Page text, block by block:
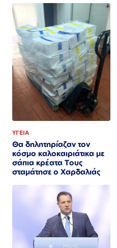
ΥΓΕΙΑ
Θα δηλητηρίαζαν τον
κόσμο καλοκαιριάτικα με
σάπια κρέατα Τους
σταμάτησε ο Χαρδαλιάς